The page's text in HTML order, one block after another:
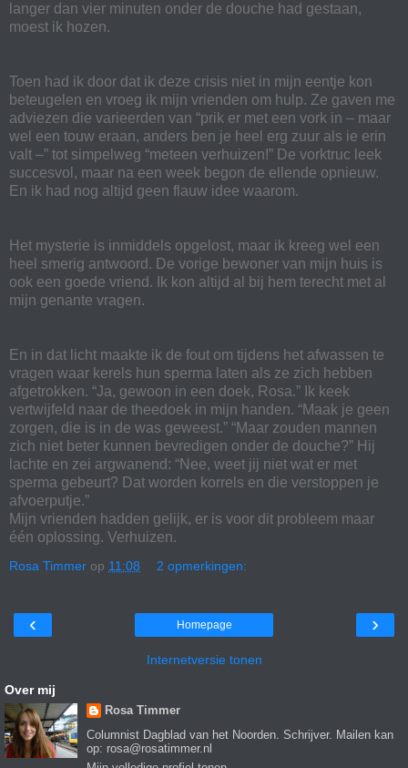
langer dan vier minuten onder de douche had gestaan,
moest ik hozen.
Toen had ik door dat ik deze crisis niet in mijn eentje kon
beteugelen en vroeg ik mijn vrienden om hulp. Ze gaven me
adviezen die varieerden van “prik er met een vork in – maar
wel een touw eraan, anders ben je heel erg zuur als ie erin
valt –” tot simpelweg “meteen verhuizen!” De vorktruc leek
succesvol, maar na een week begon de ellende opnieuw.
En ik had nog altijd geen flauw idee waarom.
Het mysterie is inmiddels opgelost, maar ik kreeg wel een
heel smerig antwoord. De vorige bewoner van mijn huis is
ook een goede vriend. Ik kon altijd al bij hem terecht met al
mijn genante vragen.
En in dat licht maakte ik de fout om tijdens het afwassen te
vragen waar kerels hun sperma laten als ze zich hebben
afgetrokken. “Ja, gewoon in een doek, Rosa.” Ik keek
vertwijfeld naar de theedoek in mijn handen. “Maak je geen
zorgen, die is in de was geweest.” “Maar zouden mannen
zich niet beter kunnen bevredigen onder de douche?” Hij
lachte en zei argwanend: “Nee, weet jij niet wat er met
sperma gebeurt? Dat worden korrels en die verstoppen je
afvoerputje.”
Mijn vrienden hadden gelijk, er is voor dit probleem maar
één oplossing. Verhuizen.
Rosa Timmer op 11:08 2 opmerkingen:
‹ ›
Homepage
Internetversie tonen
Over mij
Rosa Timmer
Columnist Dagblad van het Noorden. Schrijver. Mailen kan
op: rosa@rosatimmer.nl